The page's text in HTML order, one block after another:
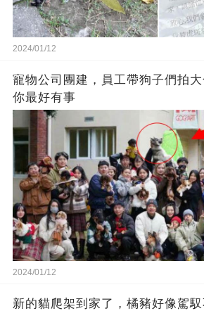
2024/01/12
寵物公司團建，員工帶狗子們拍
你最好有事
2024/01/12
新的貓爬架到家了，橘豬好像駕